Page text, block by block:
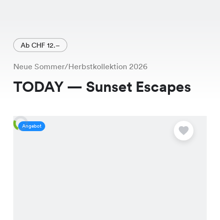
Ab CHF 12.–
Neue Sommer/Herbstkollektion 2026
TODAY — Sunset Escapes
Angebot